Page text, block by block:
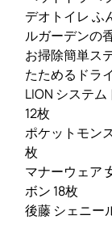
デオトイレ ふ
ルガーデンの
お掃除簡単ス
たためるドラ
LION システ
12枚
ポケットモン
枚
マナーウェア
ボン 18枚
後藤 シェニー